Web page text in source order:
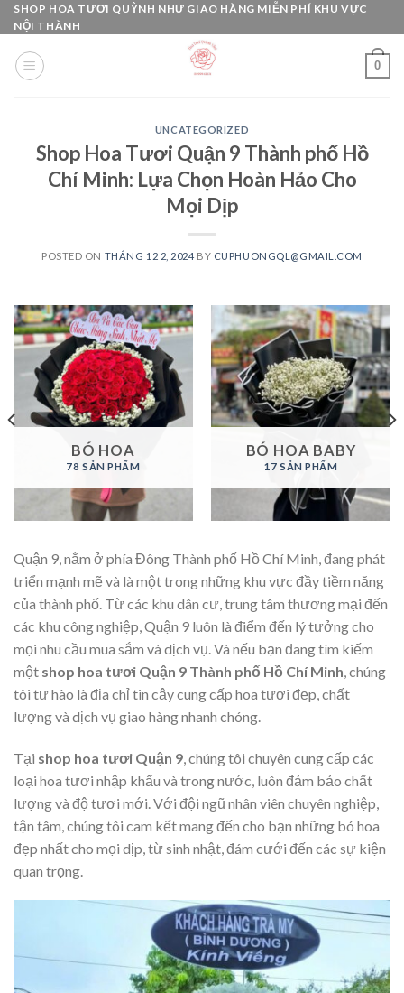
Skip
to
content
SHOP HOA TƯƠI QUỲNH NHƯ GIAO HÀNG MIỄN PHÍ KHU VỰC
NỘI THÀNH
0
UNCATEGORIZED
Shop Hoa Tươi Quận 9 Thành phố Hồ
Chí Minh: Lựa Chọn Hoàn Hảo Cho
Mọi Dịp
POSTED ON THÁNG 12 2, 2024 BY CUPHUONGQL@GMAIL.COM
BÓ HOA
78 SẢN PHẨM
BÓ HOA BABY
17 SẢN PHẨM
Quận 9, nằm ở phía Đông Thành phố Hồ Chí Minh, đang phát
triển mạnh mẽ và là một trong những khu vực đầy tiềm năng
của thành phố. Từ các khu dân cư, trung tâm thương mại đến
các khu công nghiệp, Quận 9 luôn là điểm đến lý tưởng cho
mọi nhu cầu mua sắm và dịch vụ. Và nếu bạn đang tìm kiếm
một shop hoa tươi Quận 9 Thành phố Hồ Chí Minh , chúng
tôi tự hào là địa chỉ tin cậy cung cấp hoa tươi đẹp, chất
lượng và dịch vụ giao hàng nhanh chóng.
Tại shop hoa tươi Quận 9 , chúng tôi chuyên cung cấp các
loại hoa tươi nhập khẩu và trong nước, luôn đảm bảo chất
lượng và độ tươi mới. Với đội ngũ nhân viên chuyên nghiệp,
tận tâm, chúng tôi cam kết mang đến cho bạn những bó hoa
đẹp nhất cho mọi dịp, từ sinh nhật, đám cưới đến các sự kiện
quan trọng.